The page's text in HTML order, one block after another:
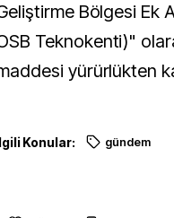
Bölgesi Ek
Teknokenti)"
yürürlükten
Konular: gündem